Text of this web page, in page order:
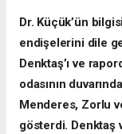
Dr. Küçük’ün
endişelerini dile
Denktaş’ı ve
odasının
Menderes, Zorlu
gösterdi. Denktaş